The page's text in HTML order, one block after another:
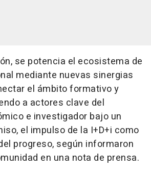
se potencia el ecosistema de
mediante nuevas sinergias
el ámbito formativo y
a actores clave del
e investigador bajo un
el impulso de la I+D+i como
progreso, según informaron
en una nota de prensa.